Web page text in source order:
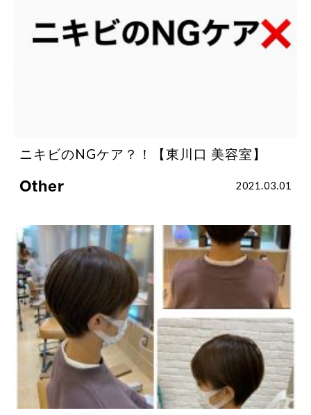
ニキビのNGケア？！【東川口 美容室】
Other 2021.03.01